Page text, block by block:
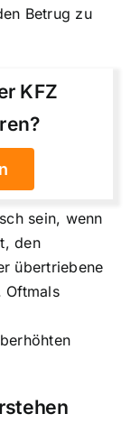
Betrug zu
KFZ
sein, wenn
den
übertriebene
Oftmals